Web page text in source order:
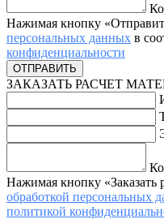
Нажимая кнопку
персональных данных в
конфиденциальности
ЗАКАЗАТЬ РАСЧЕТ
Нажимая кнопку «Заказать
обработкой персональных
политикой